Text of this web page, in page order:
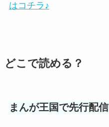
はコチラ♪
どこで読める？
まんが王国で先行配信